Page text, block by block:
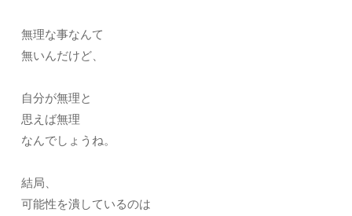
無理な事なんて
無いんだけど、
自分が無理と
思えば無理
なんでしょうね。
結局、
可能性を潰しているのは